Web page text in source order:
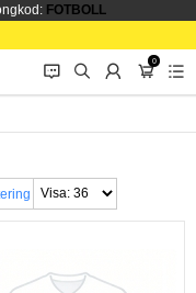
FOTBOLL
󰂱 󰂨 󰃳
0
󰃦 󰃖